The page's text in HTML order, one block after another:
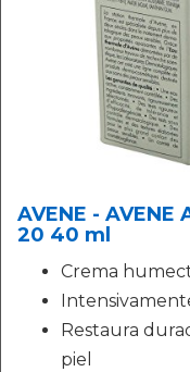
AVENE -
20 40 ml
Crema
Restaura
piel